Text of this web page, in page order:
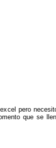
pero
que se